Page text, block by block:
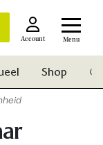
Account Menu
Shop